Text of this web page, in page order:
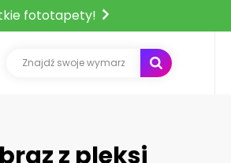
fototapety!
z pleksi